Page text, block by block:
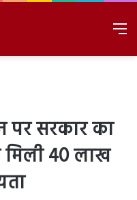
पर सरकार का
मिली 40 लाख